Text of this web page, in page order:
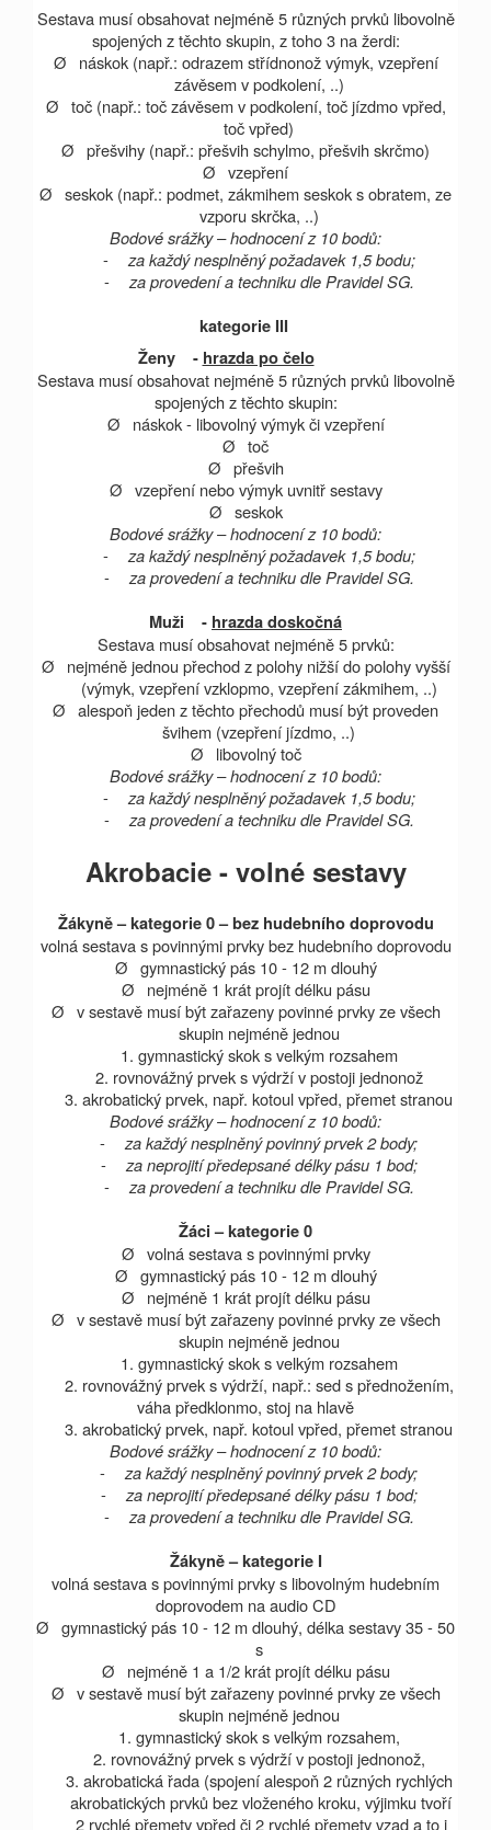
Sestava musí obsahovat nejméně 5 různých prvků libovolně
spojených z těchto skupin, z toho 3 na žerdi:
Ø
náskok (např.: odrazem střídnonož výmyk, vzepření
závěsem v podkolení, ..)
Ø toč (např.: toč závěsem v podkolení, toč jízdmo vpřed,
toč vpřed)
Ø přešvihy (např.: přešvih schylmo, přešvih skrčmo)
Ø vzepření
Ø seskok (např.: podmet, zákmihem seskok s obratem, ze
vzporu skrčka, ..)
Bodové srážky – hodnocení z 10 bodů:
-
za každý nesplněný požadavek 1,5 bodu;
-
za provedení a techniku dle Pravidel SG.
kategorie III
Ženy - hrazda po čelo
Sestava musí obsahovat nejméně 5 různých prvků libovolně
spojených z těchto skupin:
Ø
náskok - libovolný výmyk či vzepření
Ø toč
Ø přešvih
Ø vzepření nebo výmyk uvnitř sestavy
Ø seskok
Bodové srážky – hodnocení z 10 bodů:
-
za každý nesplněný požadavek 1,5 bodu;
-
za provedení a techniku dle Pravidel SG.
Muži - hrazda doskočná
Sestava musí obsahovat nejméně 5 prvků:
Ø
nejméně jednou přechod z polohy nižší do polohy vyšší
(výmyk, vzepření vzklopmo, vzepření zákmihem, ..)
Ø alespoň jeden z těchto přechodů musí být proveden
švihem (vzepření jízdmo, ..)
Ø
libovolný toč
Bodové srážky – hodnocení z 10 bodů:
-
za každý nesplněný požadavek 1,5 bodu;
-
za provedení a techniku dle Pravidel SG.
Akrobacie - volné sestavy
Žákyně – kategorie 0 – bez hudebního doprovodu
volná sestava s povinnými prvky bez hudebního doprovodu
Ø gymnastický pás 10 - 12 mdlouhý
Ø
nejméně 1 krát projít délku pásu
Ø v sestavě musí být zařazeny povinné prvky ze všech
skupin nejméně jednou
1. gymnastický skok s velkým rozsahem
2. rovnovážný prvek s výdrží v postoji jednonož
3. akrobatický prvek, např. kotoul vpřed, přemet stranou
Bodové srážky – hodnocení z 10 bodů:
-
za každý nesplněný povinný prvek 2 body;
-
za neprojití předepsané délky pásu 1 bod;
-
za provedení a techniku dle Pravidel SG.
Žáci – kategorie 0
Ø volná sestava s povinnými prvky
Ø gymnastický pás 10 - 12 mdlouhý
Ø
nejméně 1 krát projít délku pásu
Ø v sestavě musí být zařazeny povinné prvky ze všech
skupin nejméně jednou
1. gymnastický skok s velkým rozsahem
2. rovnovážný prvek s výdrží, např.: sed s přednožením,
váha předklonmo, stoj na hlavě
3. akrobatický prvek, např. kotoul vpřed, přemet stranou
Bodové srážky – hodnocení z 10 bodů:
-
za každý nesplněný povinný prvek 2 body;
-
za neprojití předepsané délky pásu 1 bod;
-
za provedení a techniku dle Pravidel SG.
Žákyně – kategorie I
volná sestava s povinnými prvky s libovolným hudebním
doprovodem na audio CD
Ø gymnastický pás 10 - 12 mdlouhý, délka sestavy 35 - 50
s
Ø
nejméně 1 a1/2 krát projít délku pásu
Ø v sestavě musí být zařazeny povinné prvky ze všech
skupin nejméně jednou
1. gymnastický skok s velkým rozsahem,
2. rovnovážný prvek s výdrží v postoji jednonož,
3. akrobatická řada (spojení alespoň 2 různých rychlých
akrobatických prvků bez vloženého kroku, výjimku tvoří
2 rychlé přemety vpřed či 2 rychlé přemety vzad a to i